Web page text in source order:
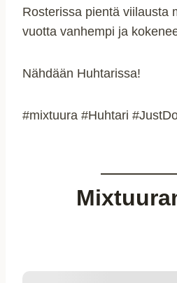
Rosterissa pientä viilausta
vuotta vanhempi ja
Nähdään Huhtarissa!
#mixtuura #Huhtari